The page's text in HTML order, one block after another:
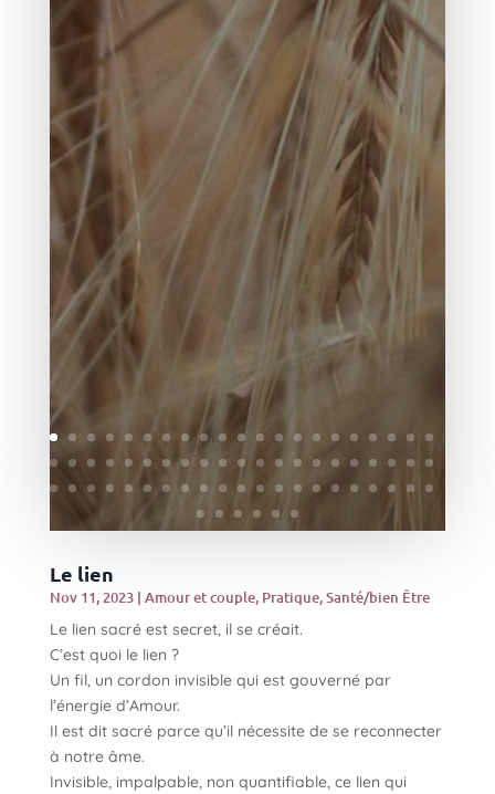
Le lien
Nov 11, 2023| Amour et couple, Pratique,Santé/bien Être
Le lien sacré est secret, il se créait.
C’est quoi le lien ?
Un fil, un cordon invisible qui est gouverné par
l’énergie d’Amour.
Il est dit sacré parce qu’il nécessite de se reconnecter
à notre âme.
Invisible, impalpable, non quantifiable, ce lien qui